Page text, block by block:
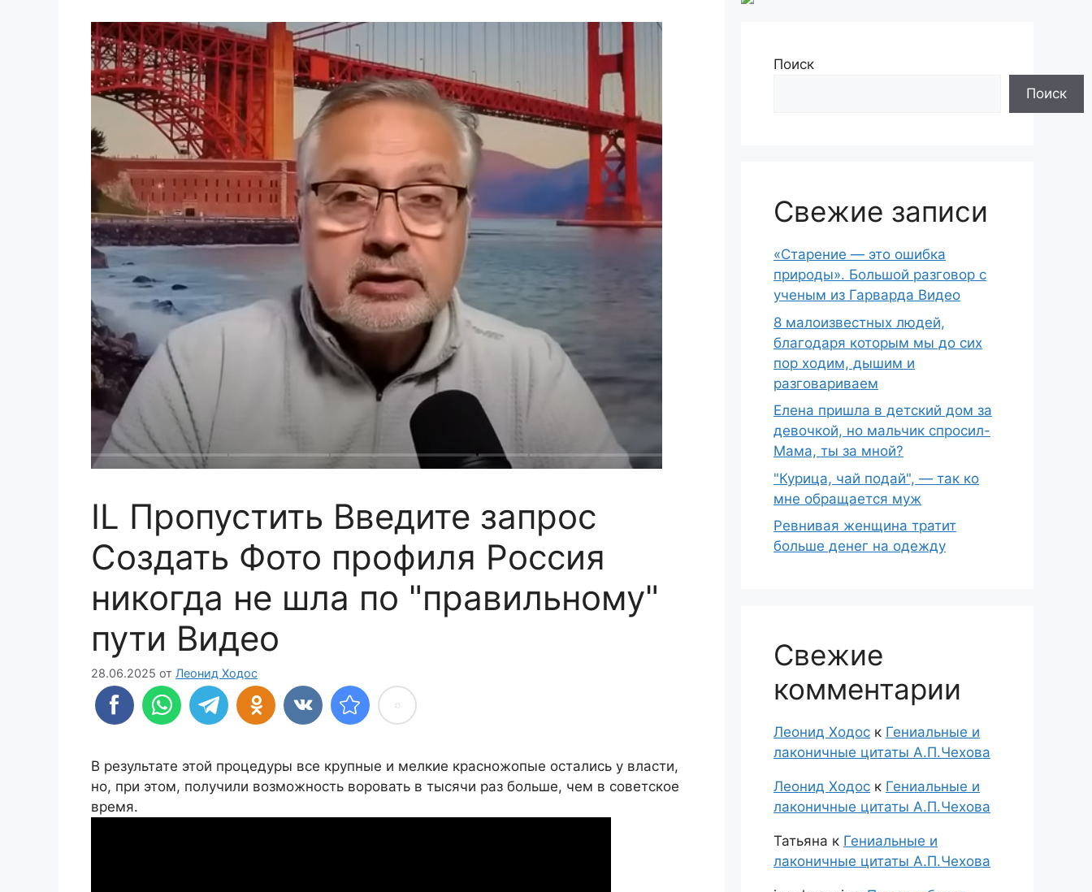
IL Пропустить Введите запрос
Создать Фото профиля Россия
никогда не шла по "правильному"
пути Видео
28.06.2025 от Леонид Ходос
В результате этой процедуры все крупные и мелкие красножопые остались у власти,
но, при этом, получили возможность воровать в тысячи раз больше, чем в советское
время.
Поиск
Поиск
Свежие записи
«Старение — это ошибка
природы». Большой разговор с
ученым из Гарварда Видео
8 малоизвестных людей,
благодаря которым мы до сих
пор ходим, дышим и
разговариваем
Елена пришла в детский дом за
девочкой, но мальчик спросил-
Мама, ты за мной?
"Курица, чай подай", — так ко
мне обращается муж
Ревнивая женщина тратит
больше денег на одежду
Свежие
комментарии
Леонид Ходос к Гениальные и
лаконичные цитаты А.П.Чехова
Леонид Ходос к Гениальные и
лаконичные цитаты А.П.Чехова
Татьяна к Гениальные и
лаконичные цитаты А.П.Чехова